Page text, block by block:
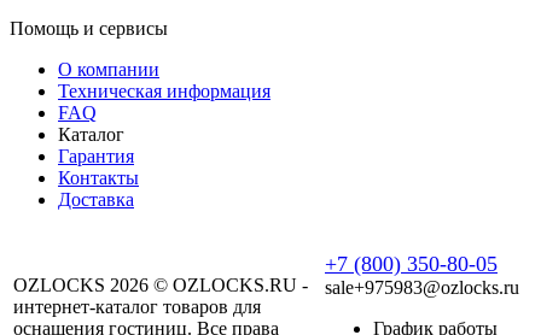
Помощь и сервисы
О компании
Техническая информация
FAQ
Каталог
Гарантия
Контакты
Доставка
OZLOCKS 2026 © OZLOCKS.RU -
интернет-каталог товаров для
оснащения гостиниц. Все права
+7 (800) 350-80-05
sale+975983@ozlocks.ru
График работы